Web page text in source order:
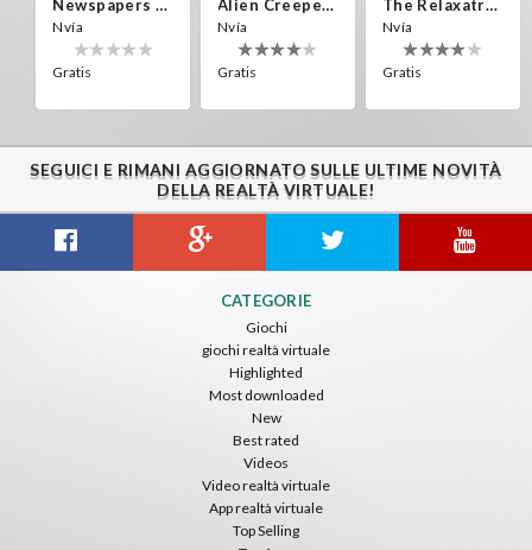
Newspapers Spain VR
Nvía
Gratis
Alien Creepers VR
Nvía
Gratis
The Relaxatron
Nvía
Gratis
SEGUICI E RIMANI AGGIORNATO SULLE ULTIME NOVITÀ
DELLA REALTÀ VIRTUALE!
CATEGORIE
Giochi
giochi realtà virtuale
Highlighted
Most downloaded
New
Best rated
Videos
Video realtà virtuale
App realtà virtuale
Top Selling